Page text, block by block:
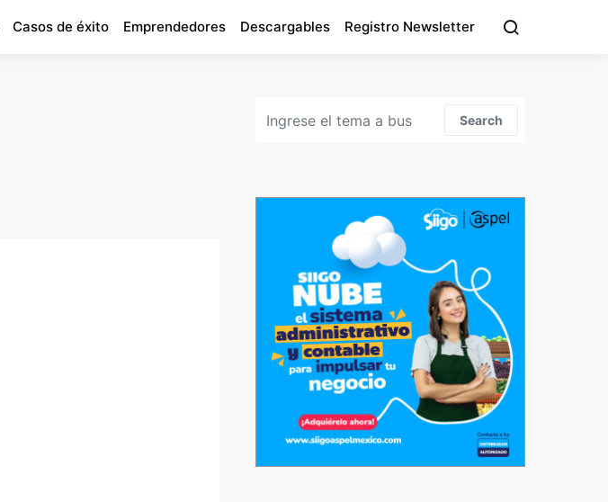
Casos de éxito Emprendedores Descargables Registro Newsletter
Search